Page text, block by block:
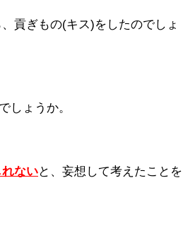
貢ぎもの(キス)をしたのでしょ
しょうか。
ないと、妄想して考えたことを